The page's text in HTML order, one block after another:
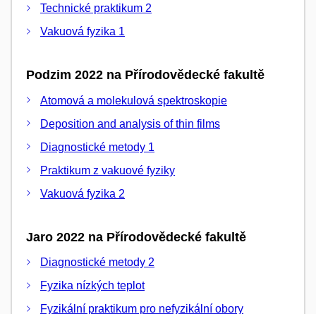
Technické praktikum 2
Vakuová fyzika 1
Podzim 2022 na Přírodovědecké fakultě
Atomová a molekulová spektroskopie
Deposition and analysis of thin films
Diagnostické metody 1
Praktikum z vakuové fyziky
Vakuová fyzika 2
Jaro 2022 na Přírodovědecké fakultě
Diagnostické metody 2
Fyzika nízkých teplot
Fyzikální praktikum pro nefyzikální obory